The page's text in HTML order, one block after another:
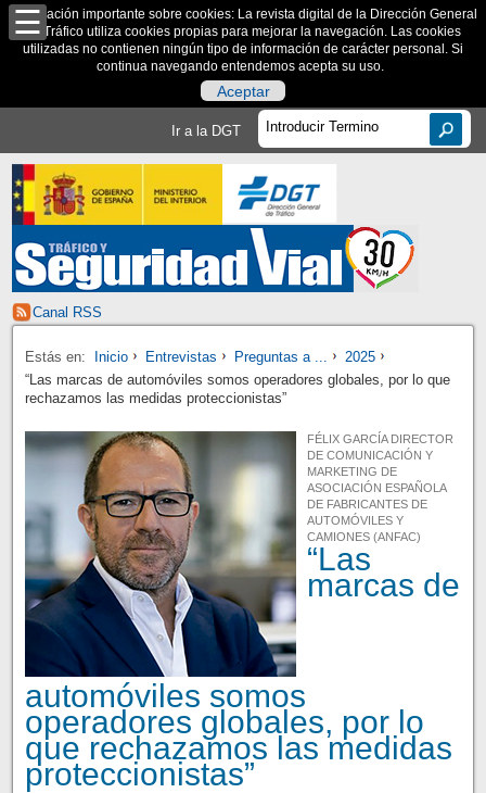
Información importante sobre cookies: La revista digital de la Dirección General
de Tráfico utiliza cookies propias para mejorar la navegación. Las cookies
utilizadas no contienen ningún tipo de información de carácter personal. Si
continua navegando entendemos acepta su uso.
Aceptar
Ir a la DGT
Canal RSS
Estás en: Inicio Entrevistas Preguntas a ...
2025
“Las marcas de automóviles somos operadores globales, por lo que
rechazamos las medidas proteccionistas”
FÉLIX GARCÍA DIRECTOR
DE COMUNICACIÓN Y
MARKETING DE
ASOCIACIÓN ESPAÑOLA
DE FABRICANTES DE
AUTOMÓVILES Y
CAMIONES (ANFAC)
“Las
marcas de
automóviles somos
operadores globales, por lo
que rechazamos las medidas
proteccionistas”